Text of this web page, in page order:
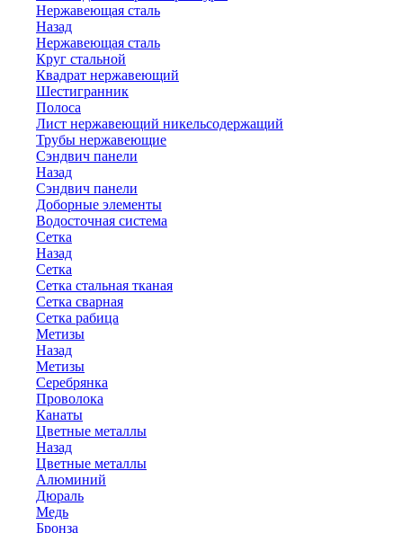
Нержавеющая сталь
Назад
Нержавеющая сталь
Круг стальной
Квадрат нержавеющий
Шестигранник
Полоса
Лист нержавеющий никельсодержащий
Трубы нержавеющие
Сэндвич панели
Назад
Сэндвич панели
Доборные элементы
Водосточная система
Сетка
Назад
Сетка
Сетка стальная тканая
Сетка сварная
Сетка рабица
Метизы
Назад
Метизы
Серебрянка
Проволока
Канаты
Цветные металлы
Назад
Цветные металлы
Алюминий
Дюраль
Медь
Бронза